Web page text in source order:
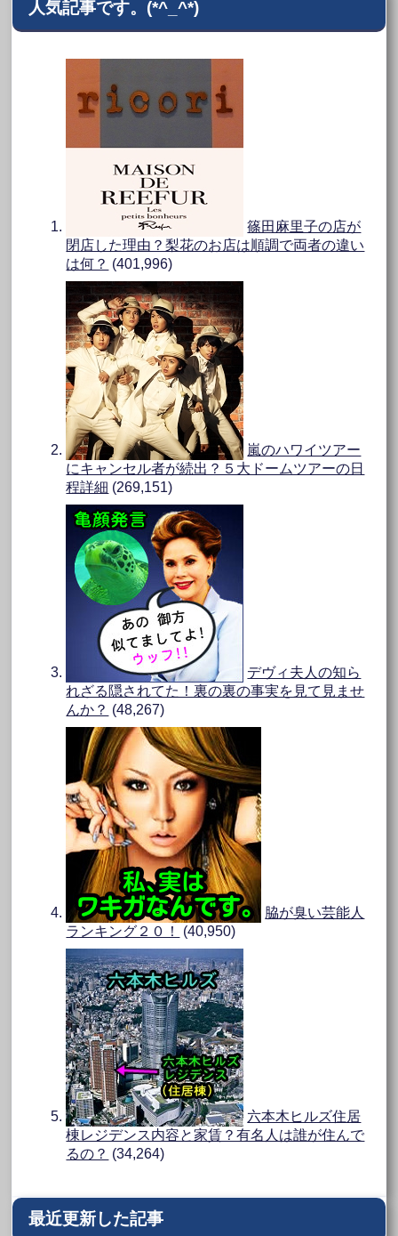
人気記事です。(*^_^*)
篠田麻里子の店が
閉店した理由？梨花のお店は順調で両者の違い
は何？ (401,996)
嵐のハワイツアー
にキャンセル者が続出？５大ドームツアーの日
程詳細 (269,151)
デヴィ夫人の知ら
れざる隠されてた！裏の裏の事実を見て見ませ
んか？ (48,267)
脇が臭い芸能人
ランキング２０！
(40,950)
六本木ヒルズ住居
棟レジデンス内容と家賃？有名人は誰が住んで
るの？ (34,264)
最近更新した記事